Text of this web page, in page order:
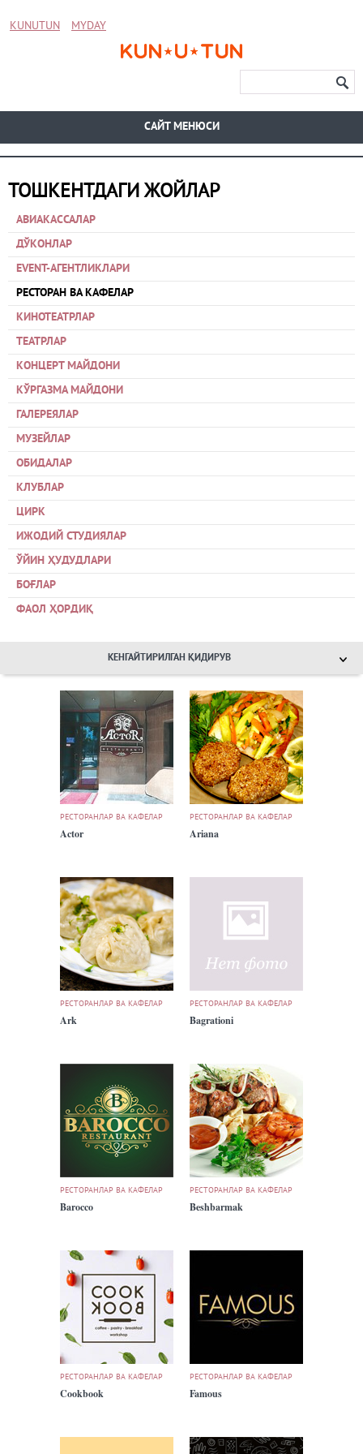
KUNUTUN MYDAY
CАЙТ МЕНЮСИ
ТОШКЕНТДАГИ ЖОЙЛАР
АВИАКАССАЛАР
ДЎКОНЛАР
EVENT-АГЕНТЛИКЛАРИ
РЕСТОРАН ВА КАФЕЛАР
КИНОТЕАТРЛАР
ТЕАТРЛАР
КОНЦЕРТ МАЙДОНИ
КЎРГАЗМА МАЙДОНИ
ГАЛЕРЕЯЛАР
МУЗЕЙЛАР
ОБИДАЛАР
КЛУБЛАР
ЦИРК
ИЖОДИЙ СТУДИЯЛАР
ЎЙИН ҲУДУДЛАРИ
БОҒЛАР
ФАОЛ ҲОРДИҚ
КЕНГАЙТИРИЛГАН ҚИДИРУВ
РЕСТОРАНЛАР ВА КАФЕЛАР
Actor
РЕСТОРАНЛАР ВА КАФЕЛАР
Ariana
РЕСТОРАНЛАР ВА КАФЕЛАР
Ark
РЕСТОРАНЛАР ВА КАФЕЛАР
Bagrationi
РЕСТОРАНЛАР ВА КАФЕЛАР
Barocco
РЕСТОРАНЛАР ВА КАФЕЛАР
Beshbarmak
РЕСТОРАНЛАР ВА КАФЕЛАР
Cookbook
РЕСТОРАНЛАР ВА КАФЕЛАР
Famous